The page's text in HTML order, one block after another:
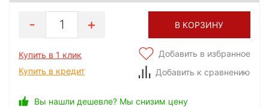
1 В КОРЗИНУ
Купить в 1 клик
Купить в кредит
Добавить в избранное
Добавить к сравнению
Вы нашли дешевле? Мы снизим цену